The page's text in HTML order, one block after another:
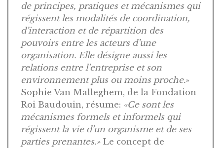
de principes, pratiques et mécanismes qui
régissent les modalités de coordination,
d’interaction et de répartition des
pouvoirs entre les acteurs d’une
organisation. Elle désigne aussi les
relations entre l’entreprise et son
environnement plus ou moins proche.»
Sophie Van Malleghem, de la Fondation
Roi Baudouin, résume: «Ce sont les
mécanismes formels et informels qui
régissent la vie d’un organisme et de ses
parties prenantes.» Le concept de